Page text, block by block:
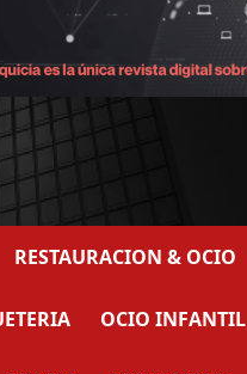
RESTAURACION & OCIO
OCIO INFANTIL